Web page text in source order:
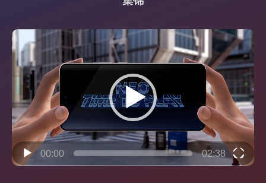
视
频
播
放
器
00:00 02:38